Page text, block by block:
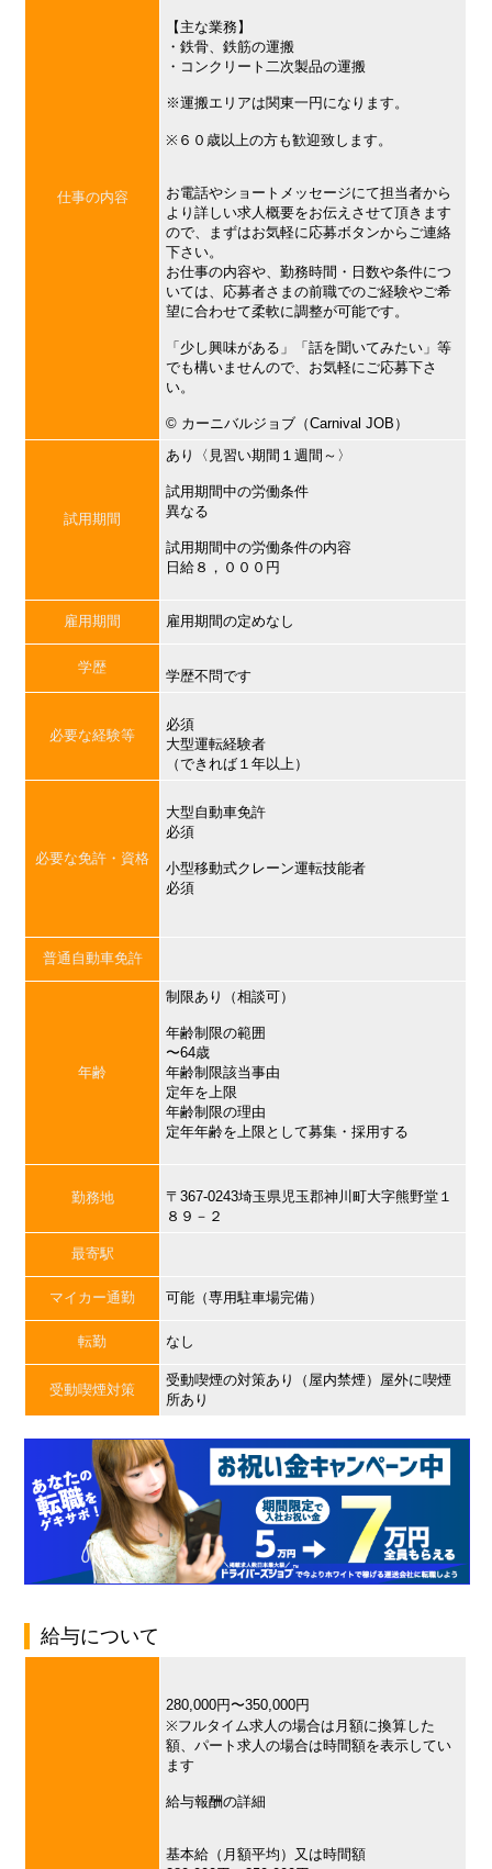
仕事の内容
【主な業務】
・鉄骨、鉄筋の運搬
・コンクリート二次製品の運搬
※運搬エリアは関東一円になります。
※６０歳以上の方も歓迎致します。
お電話やショートメッセージにて担当者から
より詳しい求人概要をお伝えさせて頂きます
ので、まずはお気軽に応募ボタンからご連絡
下さい。
お仕事の内容や、勤務時間・日数や条件につ
いては、応募者さまの前職でのご経験やご希
望に合わせて柔軟に調整が可能です。
「少し興味がある」「話を聞いてみたい」等
でも構いませんので、お気軽にご応募下さ
い。
©︎ カーニバルジョブ（Carnival JOB）
試用期間
あり〈見習い期間１週間～〉
試用期間中の労働条件
異なる
試用期間中の労働条件の内容
日給８，０００円
雇用期間 雇用期間の定めなし
学歴
学歴不問です
必要な経験等
必須
大型運転経験者
（できれば１年以上）
必要な免許・資格
大型自動車免許
必須
小型移動式クレーン運転技能者
必須
普通自動車免許
年齢
制限あり（相談可）
年齢制限の範囲
〜64歳
年齢制限該当事由
定年を上限
年齢制限の理由
定年年齢を上限として募集・採用する
勤務地
〒367-0243埼玉県児玉郡神川町大字熊野堂１
８９－２
最寄駅
マイカー通勤 可能（専用駐車場完備）
転勤 なし
受動喫煙対策
受動喫煙の対策あり（屋内禁煙）屋外に喫煙
所あり
給与について
280,000円〜350,000円
※フルタイム求人の場合は月額に換算した
額、パート求人の場合は時間額を表示してい
ます
給与報酬の詳細
基本給（月額平均）又は時間額